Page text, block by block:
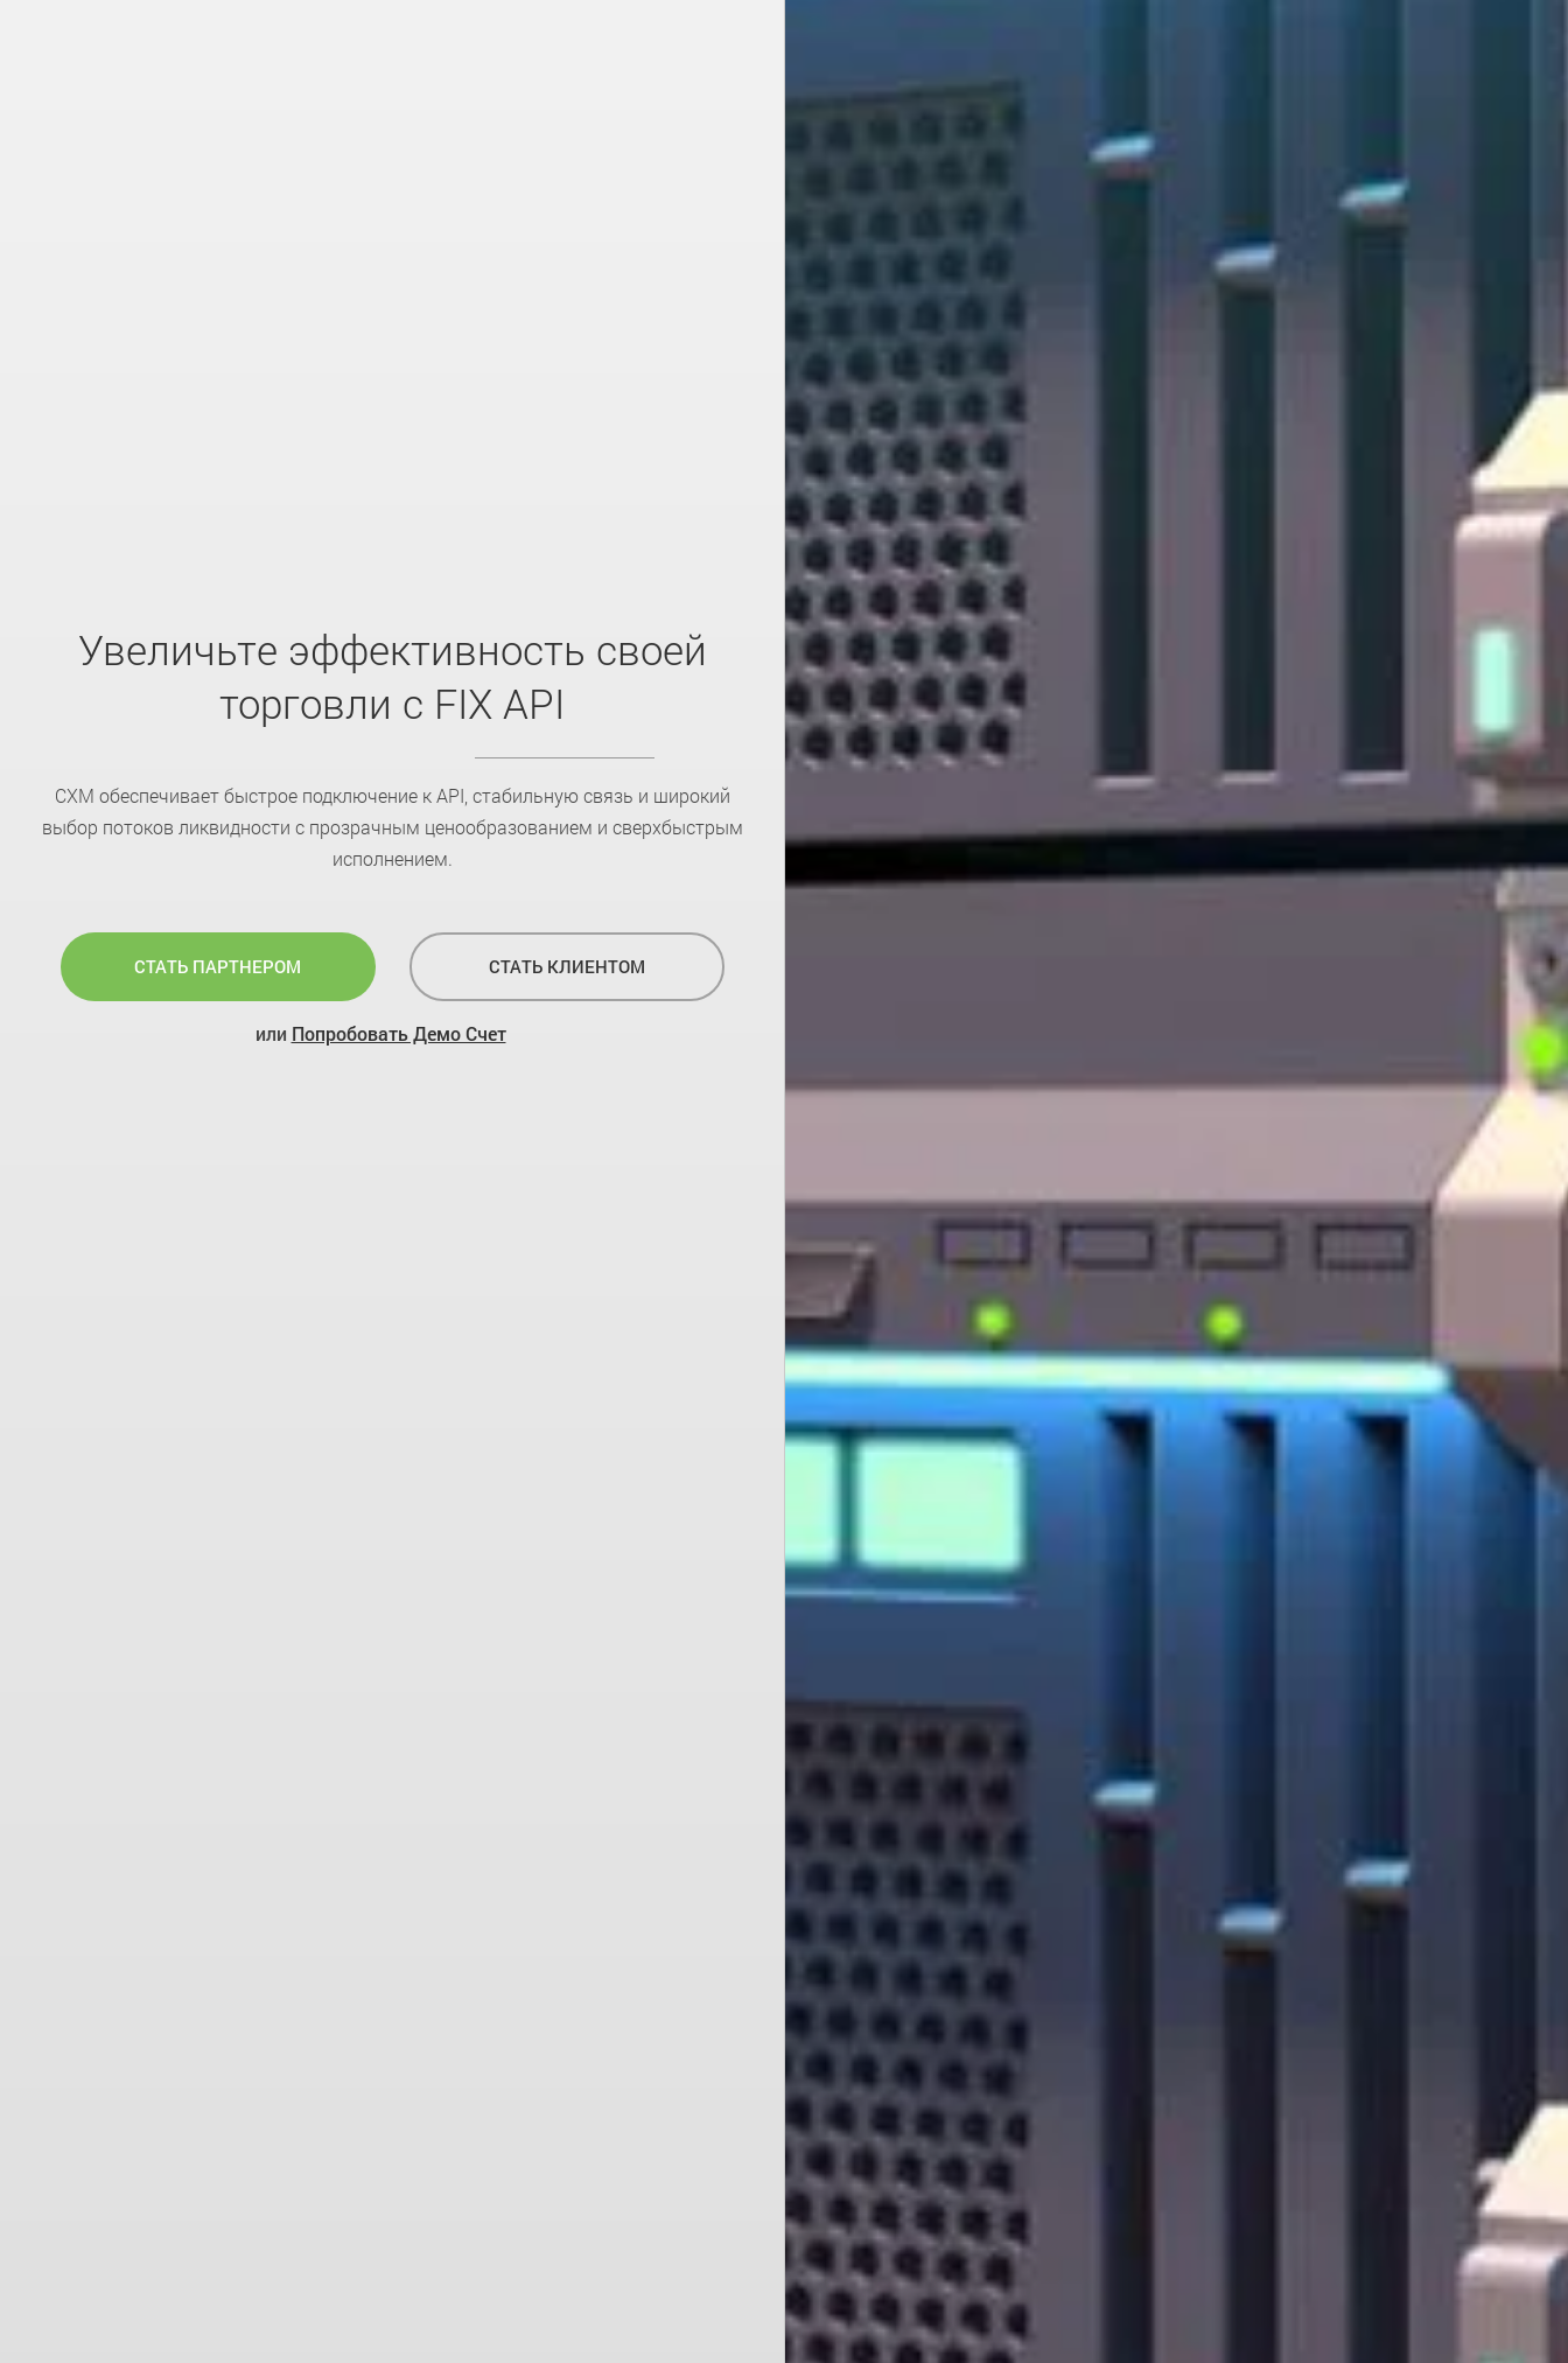
Увеличьте эффективность своей
торговли с FIX API
CXM обеспечивает быстрое подключение к API, стабильную связь и широкий
выбор потоков ликвидности с прозрачным ценообразованием и сверхбыстрым
исполнением.
СТАТЬ ПАРТНЕРОМ СТАТЬ КЛИЕНТОМ
или Попробовать Демо Счет